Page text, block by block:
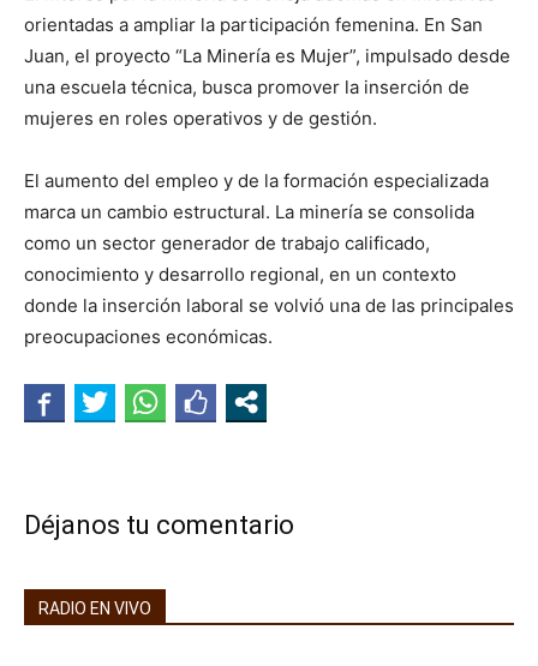
orientadas a ampliar la participación femenina. En San
Juan, el proyecto “La Minería es Mujer”, impulsado desde
una escuela técnica, busca promover la inserción de
mujeres en roles operativos y de gestión.
El aumento del empleo y de la formación especializada
marca un cambio estructural. La minería se consolida
como un sector generador de trabajo calificado,
conocimiento y desarrollo regional, en un contexto
donde la inserción laboral se volvió una de las principales
preocupaciones económicas.
Déjanos tu comentario
RADIO EN VIVO